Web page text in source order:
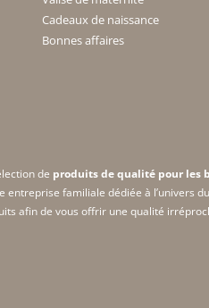
Cadeaux de naissance
Bonnes affaires
de produits de qualité pour les
entreprise familiale dédiée à l’univers
afin de vous offrir une qualité